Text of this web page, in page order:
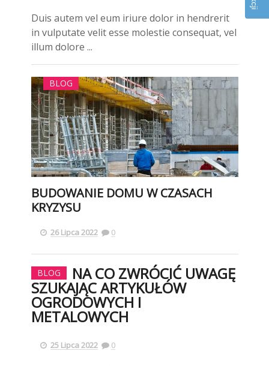
Duis autem vel eum iriure dolor in hendrerit
in vulputate velit esse molestie consequat, vel
illum dolore ...
BLOG
BUDOWANIE DOMU W CZASACH
KRYZYSU
26 Lipca 2022 0
BLOG NA CO ZWRÓCIĆ UWAGĘ
SZUKAJĄC ARTYKUŁÓW
OGRODOWYCH I
METALOWYCH
25 Lipca 2022 0